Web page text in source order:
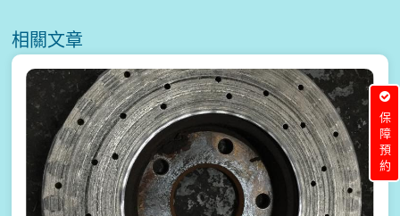
相關文章
保障預約